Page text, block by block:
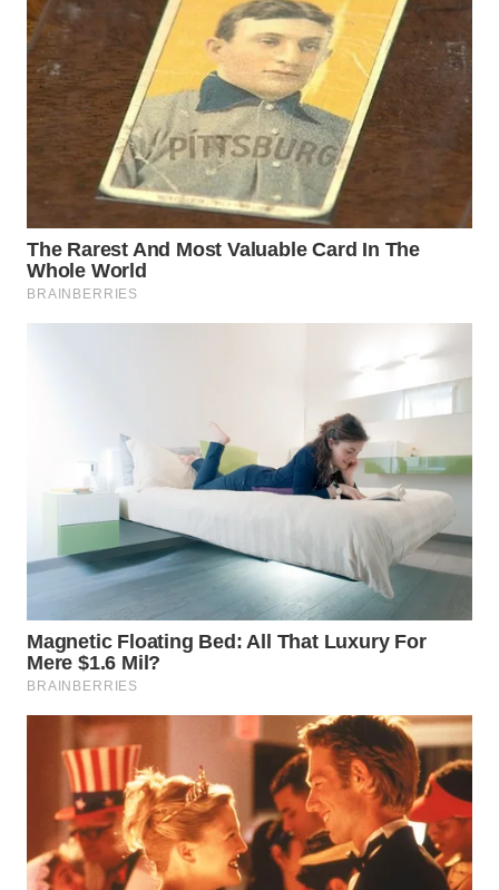
WN
LABUANBAJO
WN
BORNEO
WAHANA
NEWS
WAHANA
INFRASTRUKTUR
WAHANA
KONSUMEN
WAHANA
WAHANA
TRAVEL
WAHANA
TV